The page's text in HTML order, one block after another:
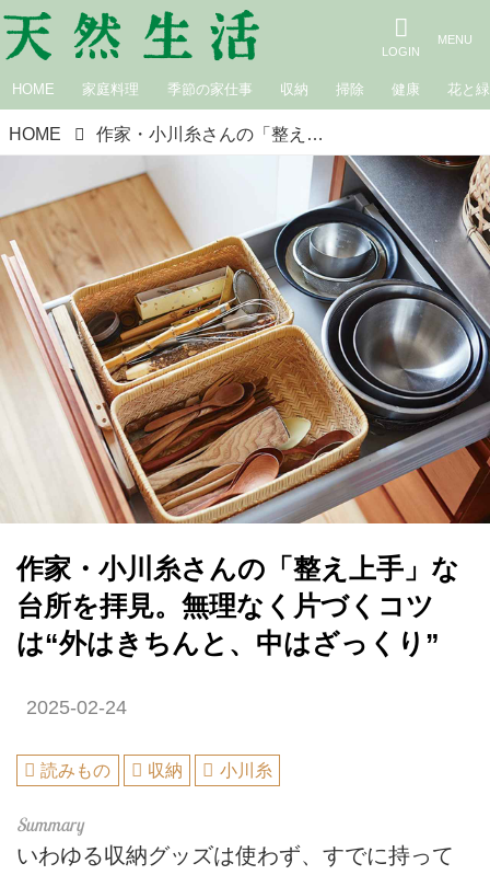
HOME 家庭料理 季節の家仕事 収納 掃除 健康 花と緑
HOME 作家・小川糸さんの「整え上手」な台所を拝見。無理なく片づくコツは“外はきちんと、中はざっくり”
作家・小川糸さんの「整え上手」な
台所を拝見。無理なく片づくコツ
は“外はきちんと、中はざっくり”
2025-02-24
読みもの 収納 小川糸
いわゆる収納グッズは使わず、すでに持って